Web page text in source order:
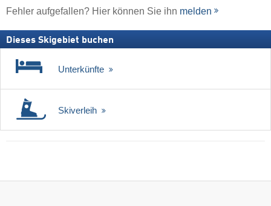
Fehler aufgefallen? Hier können Sie ihn melden
Dieses Skigebiet buchen
Unterkünfte
Skiverleih